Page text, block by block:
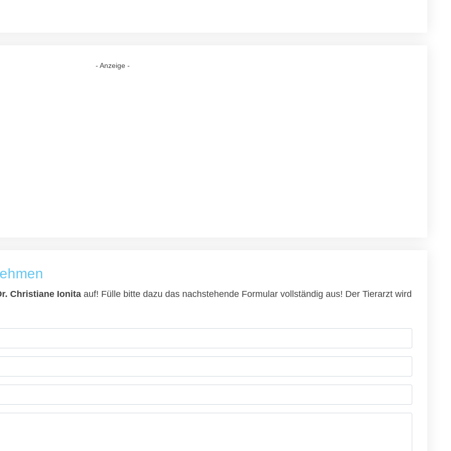
- Anzeige -
Christiane Ionita auf! Fülle bitte dazu das nachstehende Formular vollständig aus! Der Tierarzt wird